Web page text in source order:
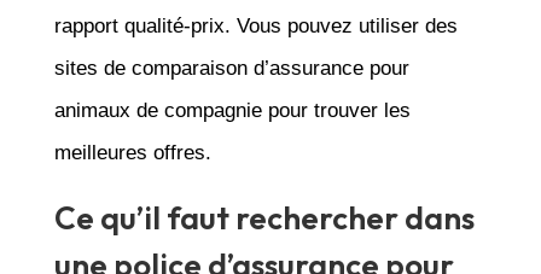
rapport qualité-prix. Vous pouvez utiliser des
sites de comparaison d’assurance pour
animaux de compagnie pour trouver les
meilleures offres.
Ce qu’il faut rechercher dans
une police d’assurance pour